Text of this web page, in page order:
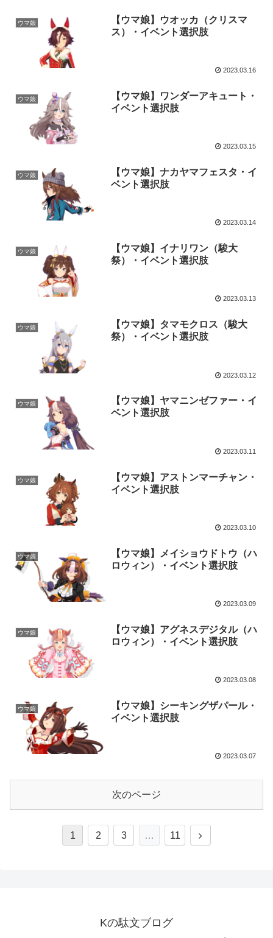
ウマ娘
【ウマ娘】ウオッカ（クリスマ
ス）・イベント選択肢
2023.03.16
ウマ娘
【ウマ娘】ワンダーアキュート・
イベント選択肢
2023.03.15
ウマ娘
【ウマ娘】ナカヤマフェスタ・イ
ベント選択肢
2023.03.14
ウマ娘
【ウマ娘】イナリワン（駿大
祭）・イベント選択肢
2023.03.13
ウマ娘
【ウマ娘】タマモクロス（駿大
祭）・イベント選択肢
2023.03.12
ウマ娘
【ウマ娘】ヤマニンゼファー・イ
ベント選択肢
2023.03.11
ウマ娘
【ウマ娘】アストンマーチャン・
イベント選択肢
2023.03.10
ウマ娘
【ウマ娘】メイショウドトウ（ハ
ロウィン）・イベント選択肢
2023.03.09
ウマ娘
【ウマ娘】アグネスデジタル（ハ
ロウィン）・イベント選択肢
2023.03.08
ウマ娘
【ウマ娘】シーキングザパール・
イベント選択肢
2023.03.07
次のページ
1 2 3 … 11
Kの駄文ブログ